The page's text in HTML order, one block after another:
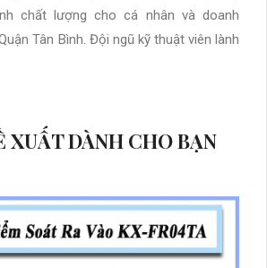
chất lượng cho cá nhân và doanh
Tân Bình. Đội ngũ kỹ thuật viên lành
XUẤT DÀNH CHO BẠN